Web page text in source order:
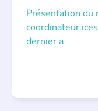
Présentation du
dernier a